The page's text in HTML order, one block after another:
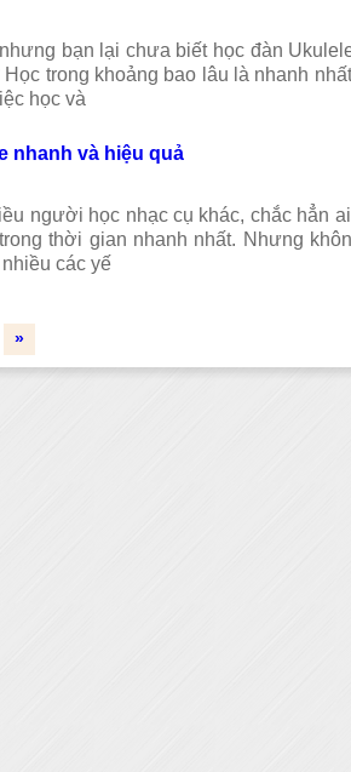
bạn lại chưa biết học đàn
trong khoảng bao lâu là nhanh
học và
nhanh và hiệu quả
người học nhạc cụ khác, chắc hẳn
thời gian nhanh nhất. Nhưng
các yế
»